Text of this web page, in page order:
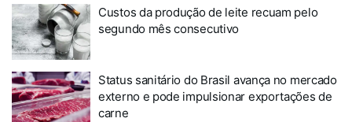
Custos da produção de leite recuam pelo
segundo mês consecutivo
Status sanitário do Brasil avança no mercado
externo e pode impulsionar exportações de
carne